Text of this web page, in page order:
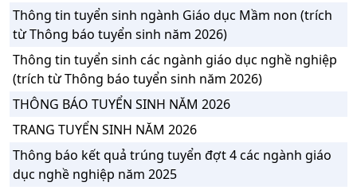
Thông tin tuyển sinh ngành Giáo dục Mầm non (trích
từ Thông báo tuyển sinh năm 2026)
Thông tin tuyển sinh các ngành giáo dục nghề nghiệp
(trích từ Thông báo tuyển sinh năm 2026)
THÔNG BÁO TUYỂN SINH NĂM 2026
TRANG TUYỂN SINH NĂM 2026
Thông báo kết quả trúng tuyển đợt 4 các ngành giáo
dục nghề nghiệp năm 2025